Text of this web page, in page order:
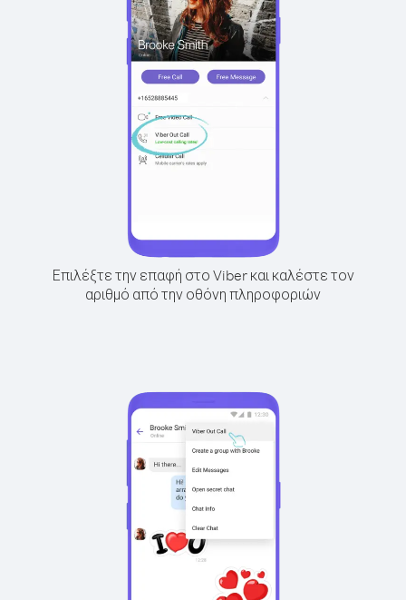
Επιλέξτε την επαφή στο Viber και καλέστε τον
αριθμό από την οθόνη πληροφοριών